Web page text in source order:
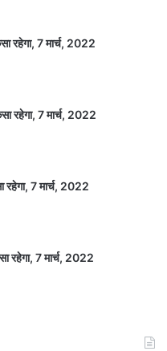
चौथे गेंद पर जसप्रीत
ने सात रन बनाए।
पांच विकेट, बुमराह ने
ने 72 रन पर एक
रहेगा, 7 मार्च, 2022
रहेगा, 7 मार्च, 2022
रहेगा, 7 मार्च, 2022
रहेगा, 7 मार्च, 2022